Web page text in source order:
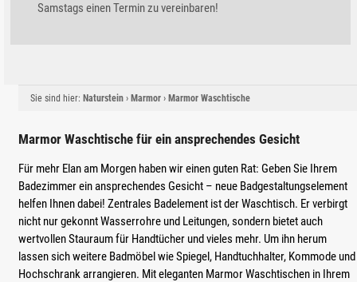
Samstags einen Termin zu vereinbaren!
Sie sind hier: Naturstein › Marmor › Marmor Waschtische
Marmor Waschtische für ein ansprechendes Gesicht
Für mehr Elan am Morgen haben wir einen guten Rat: Geben Sie Ihrem
Badezimmer ein ansprechendes Gesicht – neue Badgestaltungselement
helfen Ihnen dabei! Zentrales Badelement ist der Waschtisch. Er verbirgt
nicht nur gekonnt Wasserrohre und Leitungen, sondern bietet auch
wertvollen Stauraum für Handtücher und vieles mehr. Um ihn herum
lassen sich weitere Badmöbel wie Spiegel, Handtuchhalter, Kommode und
Hochschrank arrangieren. Mit eleganten Marmor Waschtischen in Ihrem